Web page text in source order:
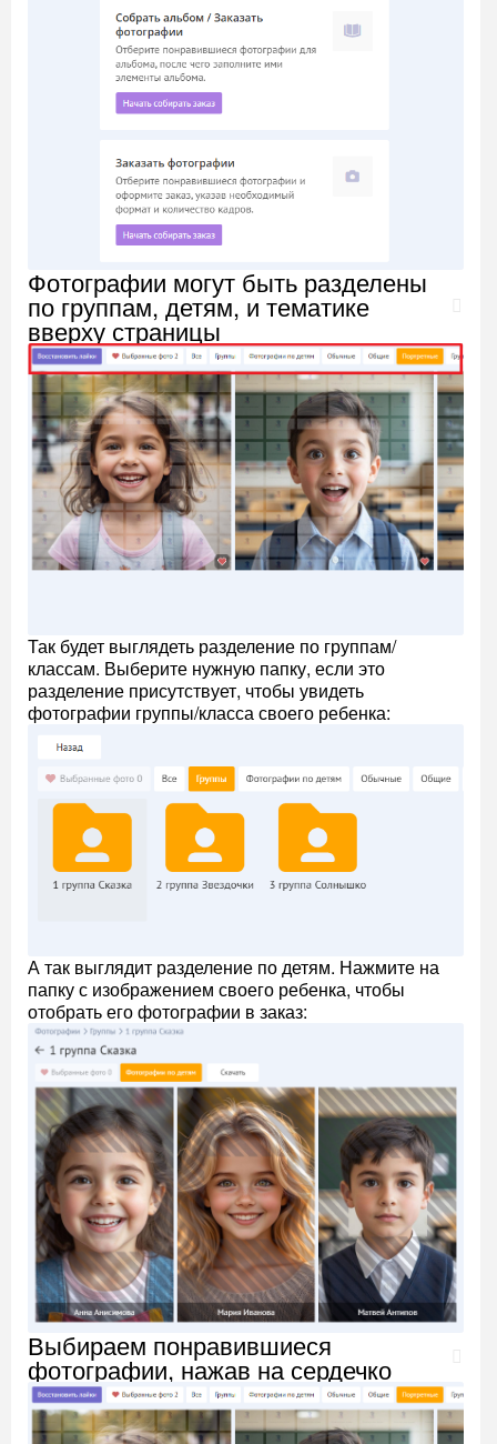
Фотографии могут быть разделены
по группам, детям, и тематике
вверху страницы
Так будет выглядеть разделение по группам/
классам. Выберите нужную папку, если это
разделение присутствует, чтобы увидеть
фотографии группы/класса своего ребенка:
А так выглядит разделение по детям. Нажмите на
папку с изображением своего ребенка, чтобы
отобрать его фотографии в заказ:
Выбираем понравившиеся
фотографии, нажав на сердечко